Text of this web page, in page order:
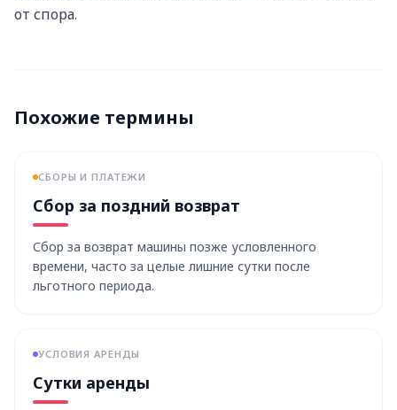
от спора.
Похожие термины
СБОРЫ И ПЛАТЕЖИ
Сбор за поздний возврат
Сбор за возврат машины позже условленного
времени, часто за целые лишние сутки после
льготного периода.
УСЛОВИЯ АРЕНДЫ
Сутки аренды